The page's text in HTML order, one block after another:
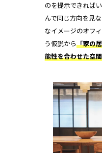
のを提示できれば
んで同じ方向を見
なイメージのオフ
う仮説から「家の
能性を合わせた空間